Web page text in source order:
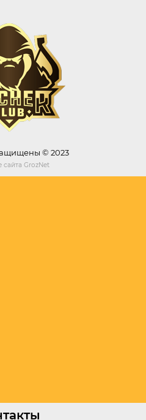
© 2023
сайта GrozNet